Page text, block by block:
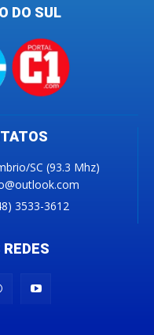
DO SUL
SC (93.3 Mhz)
3533-3612